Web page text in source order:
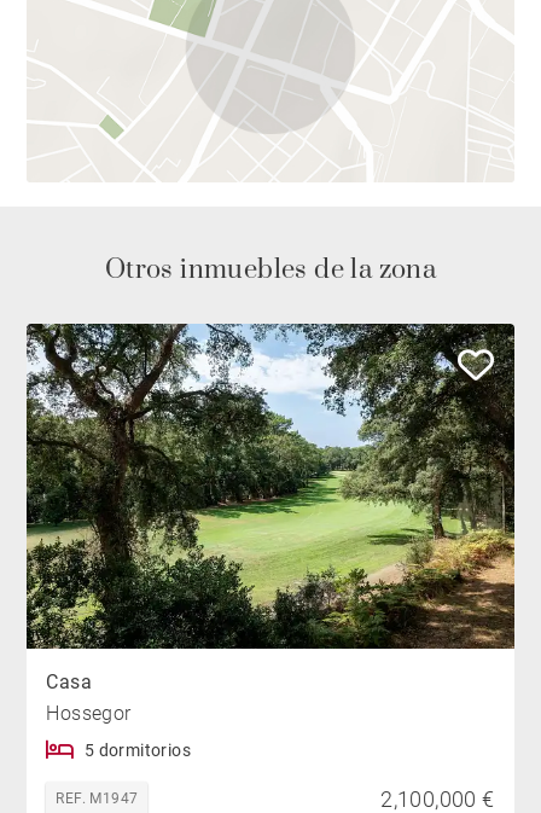
Otros inmuebles de la zona
Casa
Hossegor
5 dormitorios
REF. M1947 2,100,000 €